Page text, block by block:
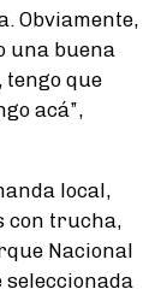
Obviamente,
una buena
tengo que
acá”,
local,
con trucha,
Nacional
seleccionada